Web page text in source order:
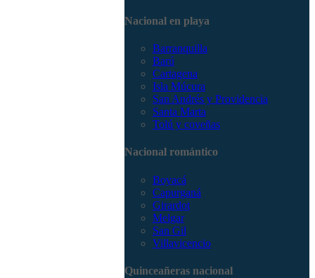
Nacional en playa
Barranquilla
Barú
Cartagena
Isla Múcura
San Andrés y Providencia
Santa Marta
Tolú y coveñas
Nacional romántico
Boyacá
Capurganá
Girardot
Melgar
San Gil
Villavicencio
Quinceañeras nacional